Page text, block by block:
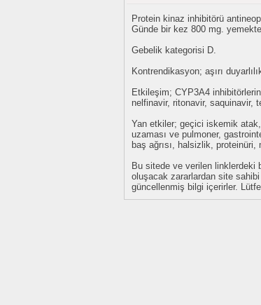
Protein kinaz inhibitörü
Günde bir kez 800 mg.
Gebelik kategorisi D.
Kontrendikasyon; aşırı
Etkileşim; CYP3A4
nelfinavir, ritonavir, saquinavir,
Yan etkiler; geçici iskemik
uzaması ve pulmoner,
baş ağrısı, halsizlik, proteinüri,
Bu sitede ve verilen linklerdeki
oluşacak zararlardan site
güncellenmiş bilgi içerirler.